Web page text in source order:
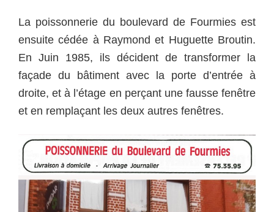
La poissonnerie du boulevard de Fourmies est
ensuite cédée à Raymond et Huguette Broutin.
En Juin 1985, ils décident de transformer la
façade du bâtiment avec la porte d’entrée à
droite, et à l’étage en perçant une fausse fenêtre
et en remplaçant les deux autres fenêtres.